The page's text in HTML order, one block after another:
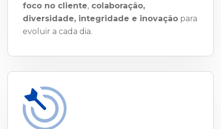
foco no cliente, colaboração,
diversidade, integridade e inovação para
evoluir a cada dia.